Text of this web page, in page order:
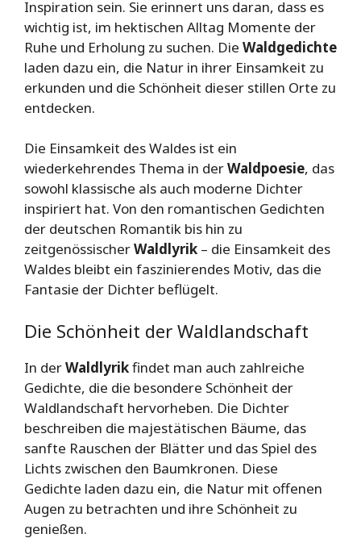
Inspiration sein. Sie erinnert uns daran, dass es
wichtig ist, im hektischen Alltag Momente der
Ruhe und Erholung zu suchen. Die Waldgedichte
laden dazu ein, die Natur in ihrer Einsamkeit zu
erkunden und die Schönheit dieser stillen Orte zu
entdecken.
Die Einsamkeit des Waldes ist ein
wiederkehrendes Thema in derWaldpoesie, das
sowohl klassische als auch moderne Dichter
inspiriert hat. Von den romantischen Gedichten
der deutschen Romantik bis hin zu
zeitgenössischerWaldlyrik – die Einsamkeit des
Waldes bleibt ein faszinierendes Motiv, das die
Fantasie der Dichter beflügelt.
Die Schönheit der Waldlandschaft
In derWaldlyrikfindet man auch zahlreiche
Gedichte, die die besondere Schönheit der
Waldlandschaft hervorheben. Die Dichter
beschreiben die majestätischen Bäume, das
sanfte Rauschen der Blätter und das Spiel des
Lichts zwischen den Baumkronen. Diese
Gedichte laden dazu ein, die Natur mit offenen
Augen zu betrachten und ihre Schönheit zu
genießen.